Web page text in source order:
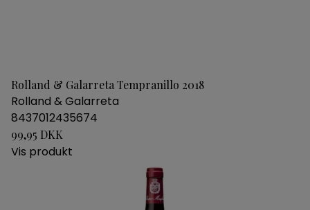
Rolland & Galarreta Tempranillo 2018
Rolland & Galarreta
8437012435674
99,95 DKK
Vis produkt